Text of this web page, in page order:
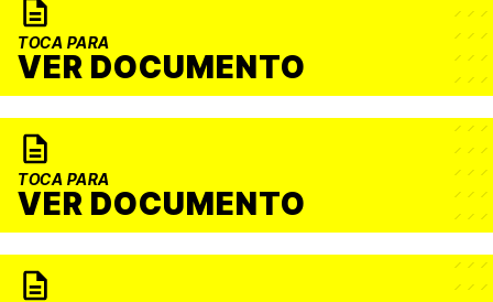
TOCA PARA
VER DOCUMENTO
TOCA PARA
VER DOCUMENTO